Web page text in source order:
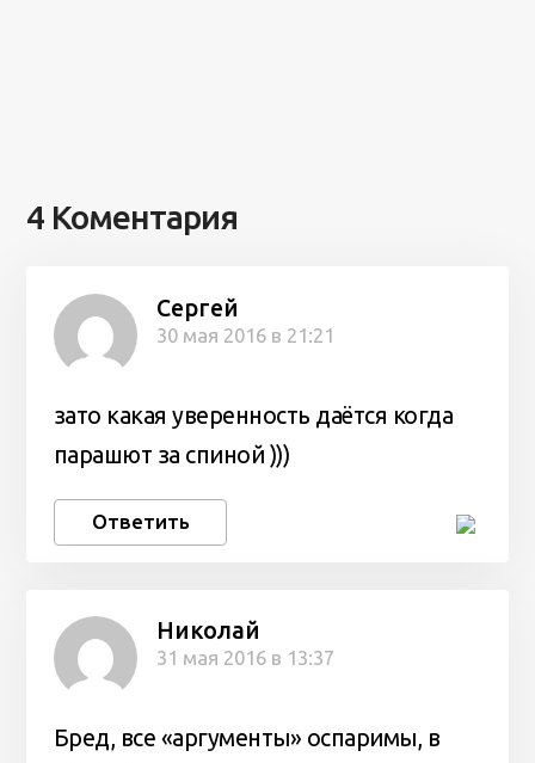
4 Коментария
Сергей
30 мая 2016 в 21:21
зато какая уверенность даётся когда
парашют за спиной )))
Ответить
Николай
31 мая 2016 в 13:37
Бред, все «аргументы» оспаримы, в